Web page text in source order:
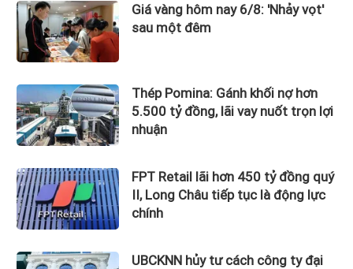
Giá vàng hôm nay 6/8: 'Nhảy vọt'
sau một đêm
Thép Pomina: Gánh khối nợ hơn
5.500 tỷ đồng, lãi vay nuốt trọn lợi
nhuận
FPT Retail lãi hơn 450 tỷ đồng quý
II, Long Châu tiếp tục là động lực
chính
UBCKNN hủy tư cách công ty đại